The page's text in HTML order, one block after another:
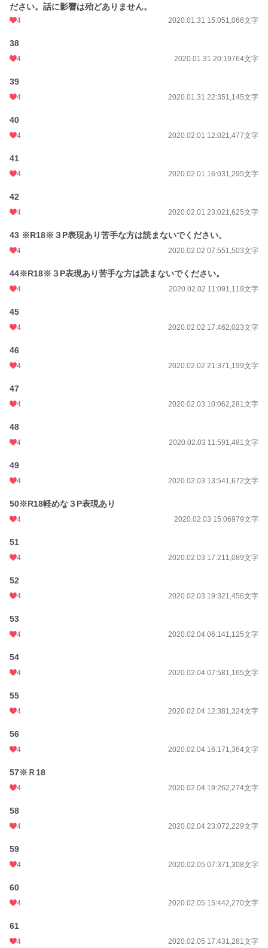
ださい。話に影響は殆どありません。
4 2020.01.31 15:051,066文字
38
4 2020.01.31 20:19764文字
39
4 2020.01.31 22:351,145文字
40
4 2020.02.01 12:021,477文字
41
4 2020.02.01 16:031,295文字
42
4 2020.02.01 23:021,625文字
43 ※R18※３P表現あり苦手な方は読まないでください。
4 2020.02.02 07:551,503文字
44※R18※３P表現あり苦手な方は読まないでください。
4 2020.02.02 11:091,119文字
45
4 2020.02.02 17:462,023文字
46
4 2020.02.02 21:371,199文字
47
4 2020.02.03 10:062,281文字
48
4 2020.02.03 11:591,481文字
49
4 2020.02.03 13:541,672文字
50※R18軽めな３P表現あり
4 2020.02.03 15:06979文字
51
4 2020.02.03 17:211,089文字
52
4 2020.02.03 19:321,456文字
53
4 2020.02.04 06:141,125文字
54
4 2020.02.04 07:581,165文字
55
4 2020.02.04 12:381,324文字
56
4 2020.02.04 16:171,364文字
57※Ｒ18
4 2020.02.04 19:262,274文字
58
4 2020.02.04 23:072,229文字
59
4 2020.02.05 07:371,308文字
60
4 2020.02.05 15:442,270文字
61
4 2020.02.05 17:431,281文字